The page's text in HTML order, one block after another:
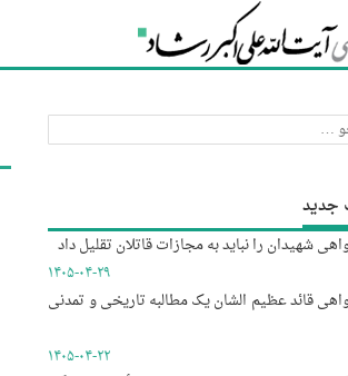
جدید
شهیدان را نباید به مجازات قاتلان تقلیل داد
۱۴۰۵-۰۴-۲۹
قائد عظیم الشان یک مطالبه تاریخی و تمدنی
۱۴۰۵-۰۴-۲۲